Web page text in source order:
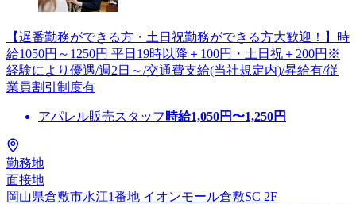
【遅番勤務ができる方・土日祝勤務ができる方大歓迎！】時
給1050円～1250円 平日19時以降＋100円・土日祝＋200円※
経験により優遇/週2日～/交通費支給(当社規定内)/昇給有/従
業員割引制度有
アパレル販売スタッフ 時給1,050円〜1,250円
勤務地
面接地
岡山県倉敷市水江1番地 イオンモール倉敷SC 2F